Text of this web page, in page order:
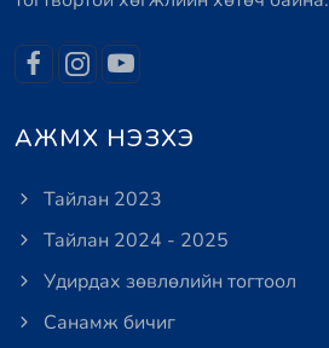
АЖМХ НЭЗХЭ
Тайлан 2023
Тайлан 2024 - 2025
Удирдах зөвлөлийн тогтоол
Санамж бичиг